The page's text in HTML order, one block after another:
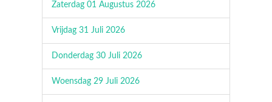
Zaterdag 01 Augustus 2026
Vrijdag 31 Juli 2026
Donderdag 30 Juli 2026
Woensdag 29 Juli 2026